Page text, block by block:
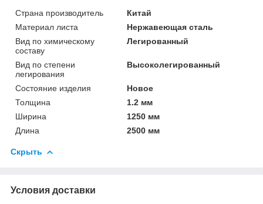
Страна производитель
Китай
Материал листа
Нержавеющая сталь
Вид по химическому
составу
Легированный
Вид по степени
легирования
Высоколегированный
Состояние изделия
Новое
Толщина
1.2 мм
Ширина
1250 мм
Длина
2500 мм
Скрыть
Условия доставки